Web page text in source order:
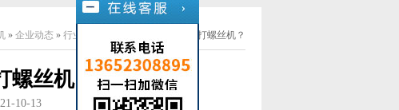
» 企业动态 » 行业新闻 为什么使用全自动打螺丝机？
螺丝机？
10-13